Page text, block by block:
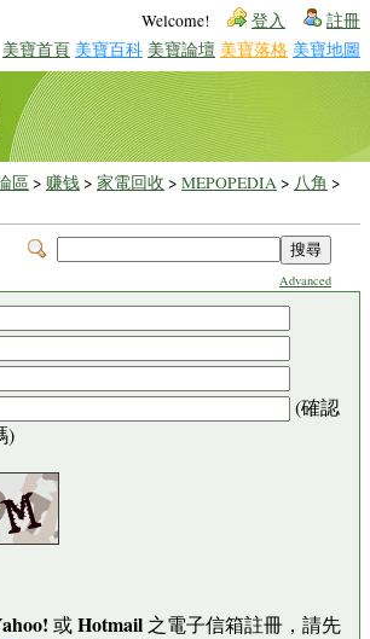
Welcome! 登入 註冊
美寶首頁 美寶百科 美寶論壇 美寶落格 美寶地圖
區> 赚钱> 家電回收 > MEPOPEDIA> 八角 >
Advanced
(確認
)
或Hotmail 之電子信箱註冊，請先